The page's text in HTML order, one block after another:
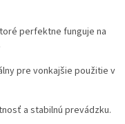
perfektne funguje na
pre vonkajšie použitie v
a stabilnú prevádzku.